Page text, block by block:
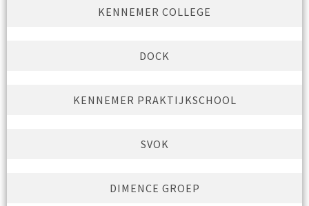
KENNEMER COLLEGE
DOCK
KENNEMER PRAKTIJKSCHOOL
SVOK
DIMENCE GROEP